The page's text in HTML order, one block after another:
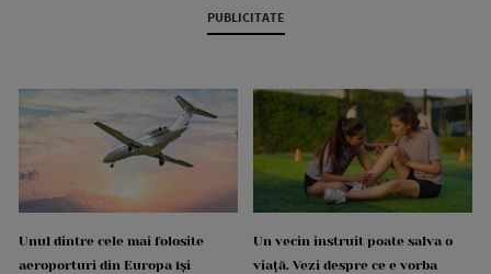
PUBLICITATE
Unul dintre cele mai folosite
aeroporturi din Europa își
Un vecin instruit poate salva o
viață. Vezi despre ce e vorba